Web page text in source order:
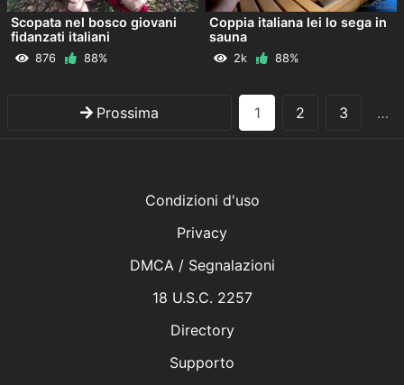
Scopata nel bosco giovani
fidanzati italiani
876 88%
Coppia italiana lei lo sega in
sauna
2k 88%
Prossima 1 2 3 …
Condizioni d'uso
Privacy
DMCA / Segnalazioni
18 U.S.C. 2257
Directory
Supporto